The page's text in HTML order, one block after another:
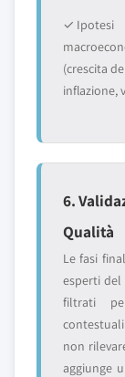
✓ Ipotesi
(crescita
inflazione,
6.
Qualità
Le fasi
esperti
filtrati
non
aggiunge